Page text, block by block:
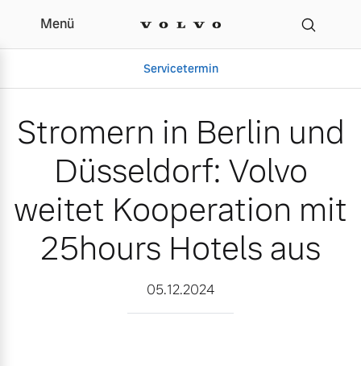
Stromern in Berlin und
Menü
Servicetermin
Stromern in Berlin und
Düsseldorf: Volvo
weitet Kooperation mit
25hours Hotels aus
05.12.2024